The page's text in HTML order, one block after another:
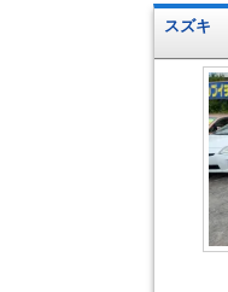
スズキ